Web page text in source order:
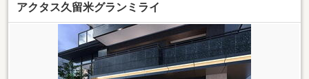
アクタス久留米グランミライ